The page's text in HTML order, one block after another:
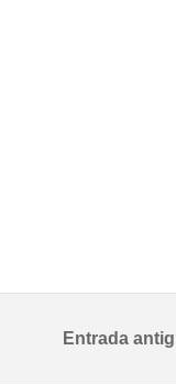
Entrada